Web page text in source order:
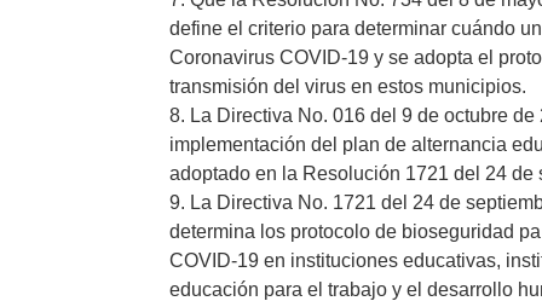
define el criterio para determinar cuándo
Coronavirus COVID-19 y se adopta el
transmisión del virus en estos municipios.
8. La Directiva No. 016 del 9 de octubre
implementación del plan de alternancia
adoptado en la Resolución 1721 del 24 de
9. La Directiva No. 1721 del 24 de
determina los protocolo de bioseguridad
COVID-19 en instituciones educativas,
educación para el trabajo y el desarrollo